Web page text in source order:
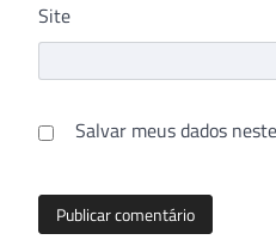
Site
Salvar meus dados